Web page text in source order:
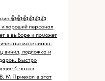
👍👍👍👍👍👍
хороший персонал
в выборе и поможет
материала.
винил, подложка и
Быстро
6 часов
М Приехал в этот